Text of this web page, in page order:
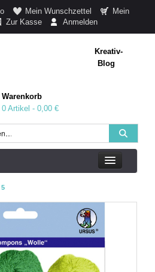
Mein Wunschzettel
Mein
Zur Kasse Anmelden
Kreativ-
Blog
Warenkorb
0 Artikel - 0,00 €